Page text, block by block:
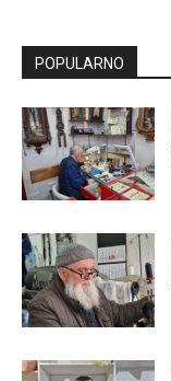
POPULARNO